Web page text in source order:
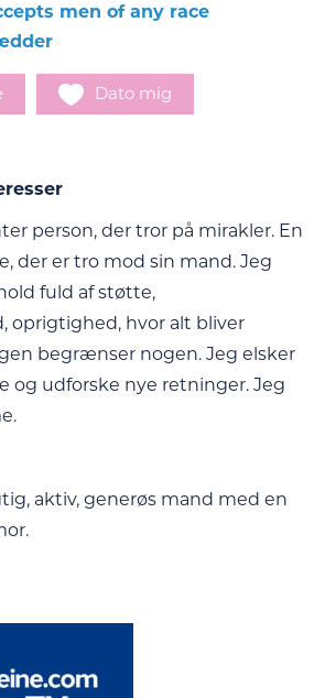
men of any race
Dato mig
person, der tror på mirakler. En
der er tro mod sin mand. Jeg
fuld af støtte,
oprigtighed, hvor alt bliver
begrænser nogen. Jeg elsker
og udforske nye retninger. Jeg
aktiv, generøs mand med en